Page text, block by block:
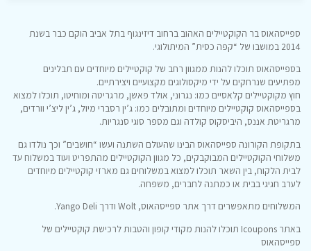
ספייסהאוס בר הקוקטיילים האהוב ברחוב דיזינגוף בתל אביב הוקם כבר בשנת
2014 במושבו של “קפה כסית” המיתולוגי.
בספייסהאוס תוכלו להנות ממגוון רחב של קוקטיילים מיוחדים עם תבלינים
מפתיעים שנרחקים על ידי מיקסולוגים מקצועיים ויצירתיים.
חוץ מקוקטיילים קלאסיים כמו: נגרוני, אולד פאשן, מרגריטה ומוחיטו, תוכלו למצוא
בספייסהאוס קוקטיילים מיוחדים ומתובלים כמו: ג’ין רסברי מיול, ג’ין ליצ’י וורדים,
מרגריטת אננס, היביסקוס קולדה וגם מספר סוגי סנגריות.
בתקופת הקורונה ספייסהאוס הבינו שהעולם השתנה ועשו “חושבים” וכך נולדו גם
משלוחי הקוקטיילים המבוקבקים, כל מגוון הקוקטיילים מהתפריט ועוד במשלוח עד
לבית הלקוח, בין השאר תוכלו למצוא במשלוחים גם מארזי קוקטיילים מיוחדים
לערב חגיגי בבית או כמתנה לחברים, משפחה.
המשלוחים מתאפשרים דרך אתר ספייסהאוס, Wolt ודרך Yango Deli.
באתר Icoupons תוכלו להנות מקודי קופון והטבות לרכישת קוקטיילים של
ספייסהאוס